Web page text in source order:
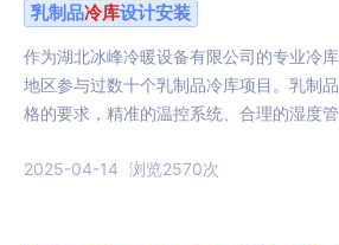
乳制品冷库设计安装
作为湖北冰峰冷暖设备有限公司的专业冷
地区参与过数十个乳制品冷库项目。乳制
格的要求，精准的温控系统、合理的湿度
2025-04-14 浏览2570次